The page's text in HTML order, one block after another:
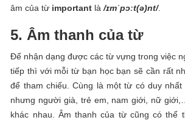
âm của từ important là/ɪmˈpɔːt(ə)nt/.
5. Âm thanh của từ
Để nhận dạng được các từ vựng trong việc
tiếp thì với mỗi từ bạn học bạn sẽ cần rất
để tham chiếu. Cùng là một từ có duy nhất
nhưng người già, trẻ em, nam giới, nữ
khác nhau. Âm thanh của từ cũng có thể